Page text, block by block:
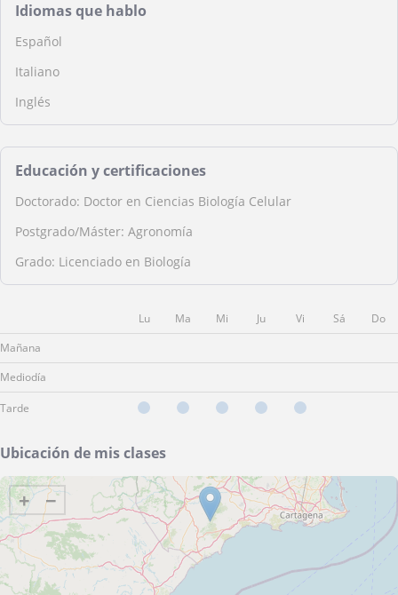
Idiomas que hablo
Español
Italiano
Inglés
Educación y certificaciones
Doctorado: Doctor en Ciencias Biología Celular
Postgrado/Máster: Agronomía
Grado: Licenciado en Biología
Lu Ma Mi Ju Vi Sá
Do
Mañana
Mediodía
Tarde
Ubicación de mis clases
+ −